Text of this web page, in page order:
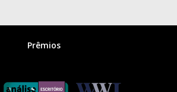
Prêmios